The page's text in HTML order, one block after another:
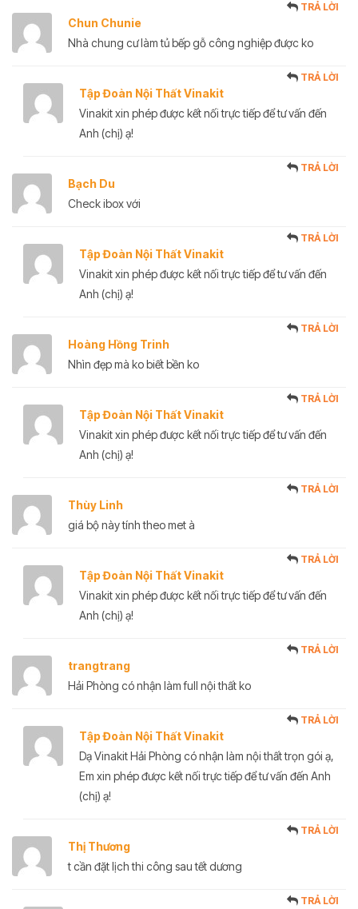
Chun Chunie
TRẢ LỜI
Nhà chung cư làm tủ bếp gỗ công nghiệp được ko
Tập Đoàn Nội Thất Vinakit
TRẢ LỜI
Vinakit xin phép được kết nối trực tiếp để tư vấn đến
Anh (chị) ạ!
Bạch Du
TRẢ LỜI
Check ibox với
Tập Đoàn Nội Thất Vinakit
TRẢ LỜI
Vinakit xin phép được kết nối trực tiếp để tư vấn đến
Anh (chị) ạ!
Hoàng Hồng Trinh
TRẢ LỜI
Nhìn đẹp mà ko biết bền ko
Tập Đoàn Nội Thất Vinakit
TRẢ LỜI
Vinakit xin phép được kết nối trực tiếp để tư vấn đến
Anh (chị) ạ!
Thùy Linh
TRẢ LỜI
giá bộ này tính theo met à
Tập Đoàn Nội Thất Vinakit
TRẢ LỜI
Vinakit xin phép được kết nối trực tiếp để tư vấn đến
Anh (chị) ạ!
trangtrang
TRẢ LỜI
Hải Phòng có nhận làm full nội thất ko
Tập Đoàn Nội Thất Vinakit
TRẢ LỜI
Dạ Vinakit Hải Phòng có nhận làm nội thất trọn gói ạ,
Em xin phép được kết nối trực tiếp để tư vấn đến Anh
(chị) ạ!
Thị Thương
TRẢ LỜI
t cần đặt lịch thi công sau tết dương
TRẢ LỜI